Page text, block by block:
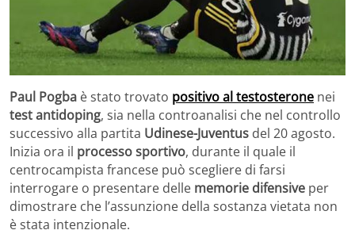
Paul Pogba è stato trovato positivo al testosterone nei
test antidoping, sia nella controanalisi che nel controllo
successivo alla partita Udinese-Juventus del 20 agosto.
Inizia ora il processo sportivo, durante il quale il
centrocampista francese può scegliere di farsi
interrogare o presentare delle memorie difensive per
dimostrare che l’assunzione della sostanza vietata non
è stata intenzionale.